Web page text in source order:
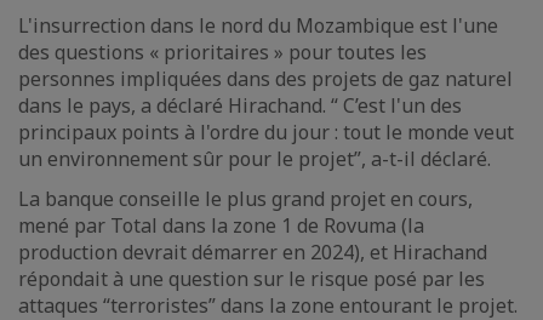
L'insurrection dans le nord du Mozambique est l'une
des questions « prioritaires » pour toutes les
personnes impliquées dans des projets de gaz naturel
dans le pays, a déclaré Hirachand. “ C’est l'un des
principaux points à l'ordre du jour : tout le monde veut
un environnement sûr pour le projet”, a-t-il déclaré.
La banque conseille le plus grand projet en cours,
mené par Total dans la zone 1 de Rovuma (la
production devrait démarrer en 2024), et Hirachand
répondait à une question sur le risque posé par les
attaques “terroristes” dans la zone entourant le projet.